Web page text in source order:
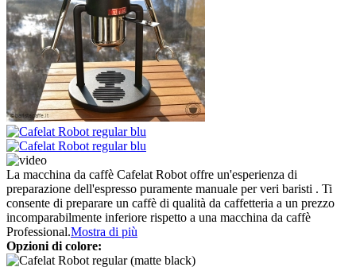
La macchina da caffè Cafelat Robot offre un'esperienza di
preparazione dell'espresso puramente manuale per veri baristi . Ti
consente di preparare un caffè di qualità da caffetteria a un prezzo
incomparabilmente inferiore rispetto a una macchina da caffè
Professional.Mostra di più
Opzioni di colore: